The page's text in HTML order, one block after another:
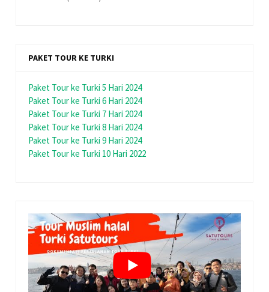
PAKET TOUR KE TURKI
Paket Tour ke Turki 5 Hari 2024
Paket Tour ke Turki 6 Hari 2024
Paket Tour ke Turki 7 Hari 2024
Paket Tour ke Turki 8 Hari 2024
Paket Tour ke Turki 9 Hari 2024
Paket Tour ke Turki 10 Hari 2022